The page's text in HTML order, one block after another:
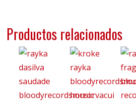
Productos relacionados